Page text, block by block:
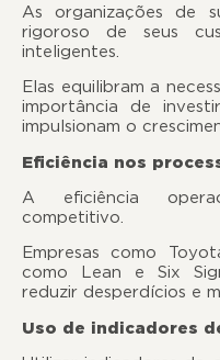
As organizações de
rigoroso de seus
Elas equilibram a
importância de
impulsionam o
Eficiência nos
A eficiência
Empresas como
como Lean e Six
reduzir desperdícios e
Uso de indicadores